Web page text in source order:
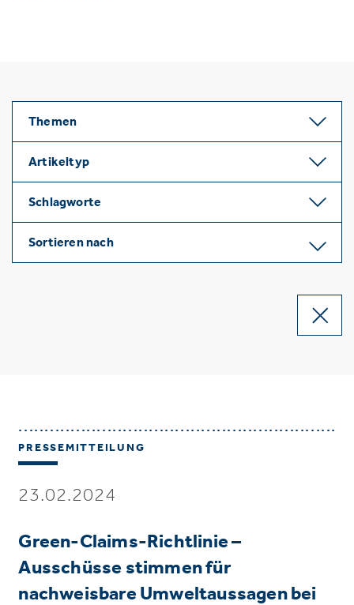
Themen
Artikeltyp
Schlagworte
Sortieren nach
PRESSEMITTEILUNG
23.02.2024
Green-Claims-Richtlinie –
Ausschüsse stimmen für
nachweisbare Umweltaussagen bei